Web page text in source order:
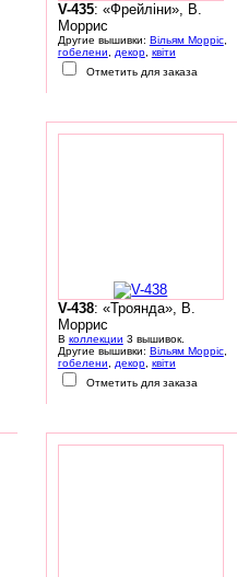
V-435: «Фрейліни», В.
Моррис
Другие вышивки: Вільям Морріс,
гобелени, декор, квіти
Отметить для заказа
V-438: «Троянда», В.
Моррис
В коллекции 3 вышивок.
Другие вышивки: Вільям Морріс,
гобелени, декор, квіти
Отметить для заказа